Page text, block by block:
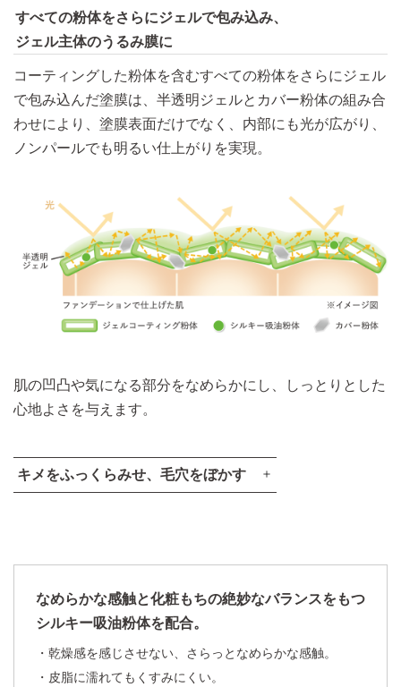
すべての粉体をさらにジェルで包み込み、
ジェル主体のうるみ膜に
コーティングした粉体を含むすべての粉体をさらにジェル
で包み込んだ塗膜は、半透明ジェルとカバー粉体の組み合
わせにより、塗膜表面だけでなく、内部にも光が広がり、
ノンパールでも明るい仕上がりを実現。
肌の凹凸や気になる部分をなめらかにし、しっとりとした
心地よさを与えます。
キメをふっくらみせ、毛穴をぼかす
従来技術
コーティング技術
なめらかな感触と化粧もちの絶妙なバランスをもつ
シルキー吸油粉体を配合。
乾燥感を感じさせない、さらっとなめらかな感触。
皮脂に濡れてもくすみにくい。